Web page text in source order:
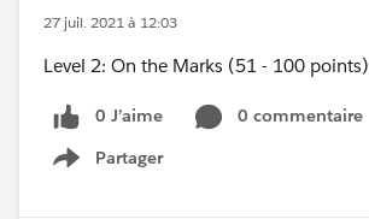
27 juil. 2021 à 12:03
Level 2: On the Marks (51 - 100 points)
0 J’aime
0 commentaire
Partager
Show menu